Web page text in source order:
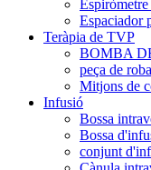
Espaciador
Teràpia de TVP
BOMBA
peça de
Mitjons de
Infusió
Bossa
Bossa
conjunt